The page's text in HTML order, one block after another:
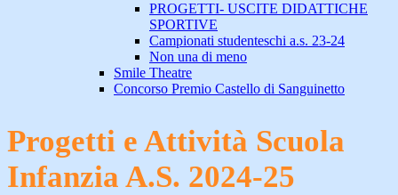
PROGETTI- USCITE DIDATTICHE
SPORTIVE
Campionati studenteschi a.s. 23-24
Non una di meno
Smile Theatre
Concorso Premio Castello di Sanguinetto
Progetti e Attività Scuola
Infanzia A.S. 2024-25